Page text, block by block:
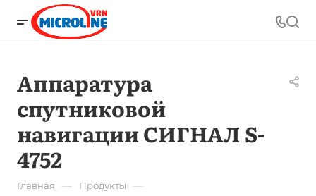
Аппаратура
спутниковой
навигации СИГНАЛ S-
4752
Главная — Продукты —